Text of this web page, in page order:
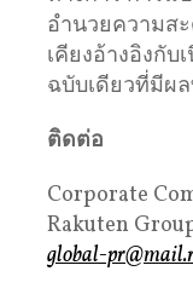
อำนวยความส
เคียงอ้างอิงกั
ฉบับเดียวที่มีผ
ติดต่อ
Corporate
Rakuten
global-